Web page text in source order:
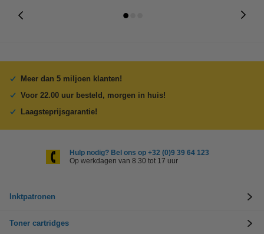
Meer dan 5 miljoen klanten!
Voor 22.00 uur besteld, morgen in huis!
Laagsteprijsgarantie!
Hulp nodig? Bel ons op +32 (0)9 39 64 123
Op werkdagen van 8.30 tot 17 uur
Inktpatronen
Toner cartridges